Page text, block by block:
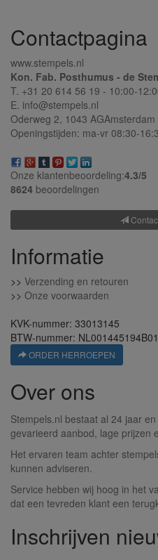
Contactpagina
www.stempels.nl
Kon. Fab. Posthumus - de
T. +31 20 614 56 19 - 10:00-
E. info@stempels.nl
Oderweg 2, 1043 AGAmsterdam
Openingstijden: ma-vr 08:30-
Onze klantenbeoordeling:4.3/5
8624 beoordelingen
Informatie
>> Verzending en retouren
>> Onze voorwaarden
KVK-nummer: 33013145
BTW-nummer: NL001445194B01
ORDER HERROEPEN
Over ons
Stempels.nl bestaat al 24 jaar
gevarieerd aanbod, lage prijzen
Het ervaren team achter
kunnen adviseren.
Service hebben wij hoog in het
dat een tevreden klant een
Inschrijven